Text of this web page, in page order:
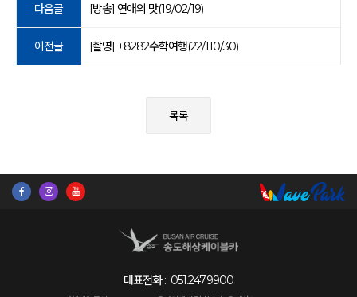
다음글 [방송] 연애의 맛(19/02/19)
이전글 [촬영] +8282수학여행(22/110/30)
목록
대표전화 : 051.247.9900